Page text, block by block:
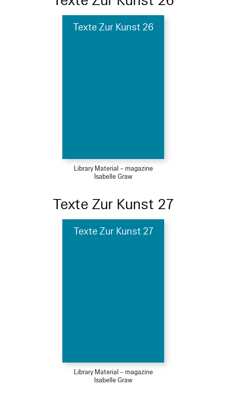
Texte Zur Kunst 26
Library Material – magazine
Isabelle Graw
Texte Zur Kunst 27
Texte Zur Kunst 27
Library Material – magazine
Isabelle Graw